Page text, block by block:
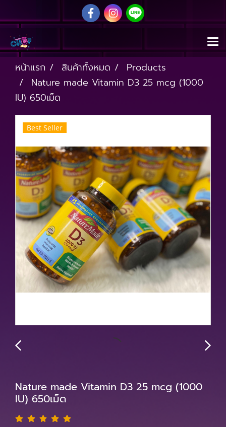
หน้าแรก สินค้าทั้งหมด
Products
Nature made Vitamin D3 25 mcg (1000
IU) 650เม็ด
Best Seller
Nature made Vitamin D3 25 mcg (1000
IU) 650เม็ด